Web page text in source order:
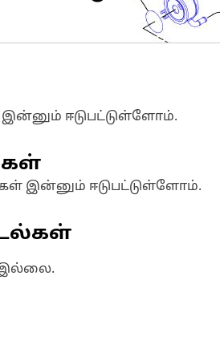
ஈடுபட்டுள்ளோம்.
இன்னும் ஈடுபட்டுள்ளோம்.
இல்லை.